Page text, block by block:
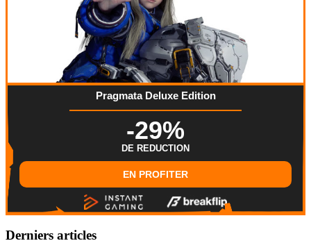
Pragmata Deluxe Edition
-29%
DE REDUCTION
EN PROFITER
Derniers articles